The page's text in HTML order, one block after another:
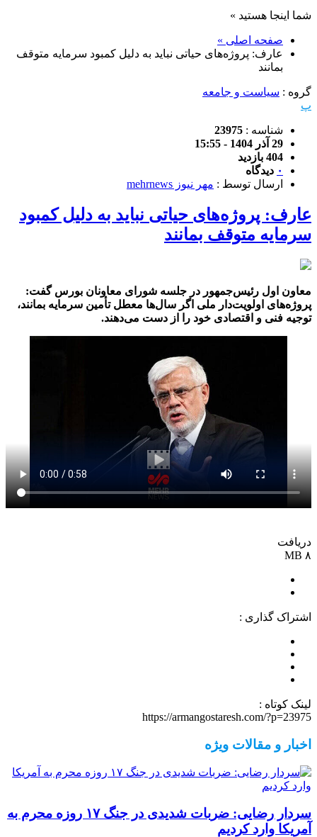
شما اینجا هستید »
صفحه اصلی »
عارف: پروژه‌های حیاتی نباید به دلیل کمبود سرمایه متوقف
بمانند
گروه : سیاست و جامعه
پ
شناسه : 23975
29 آذر 1404 - 15:55
404 بازدید
۰ دیدگاه
ارسال توسط : مهر نیوز mehrnews
عارف: پروژه‌های حیاتی نباید به دلیل کمبود
سرمایه متوقف بمانند
معاون اول رئیس‌جمهور در جلسه شورای معاونان بورس گفت:
پروژه‌های اولویت‌دار ملی اگر سال‌ها معطل تأمین سرمایه بمانند،
توجیه فنی و اقتصادی خود را از دست می‌دهند.
دریافت
۸ MB
اشتراک گذاری :
لینک کوتاه :
https://armangostaresh.com/?p=23975
اخبار و مقالات ویژه
سردار رضایی: ضربات شدیدی در جنگ ۱۷ روزه محرم به
آمریکا وارد کردیم